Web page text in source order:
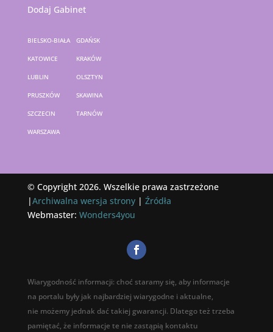
Dodaj Gabinet
BIELSKO-BIAŁA GDAŃSK
KATOWICE KRAKÓW
LUBLIN OLSZTYN
PRUSZKÓW SKAWINA
SZCZECIN TARNÓW
WARSZAWA
© Copyright 2026. Wszelkie prawa zastrzeżone
|Archiwalna wersja strony| Źródła
Webmaster: Wonders4you
Wiarygodność informacji: choć staramy się, aby informacje
na portalu były jak najbardziej wiarygodne i aktualne,
nie możemy jednak dać takiej gwarancji. Dlatego też trzeba
pamiętać, że informacje te nie zastąpią kontaktu